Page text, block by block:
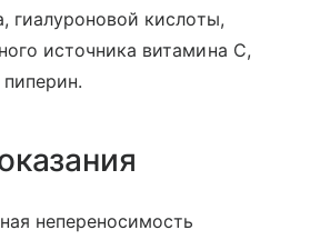
гиалуроновой кислоты,
источника витамина С,
непереносимость